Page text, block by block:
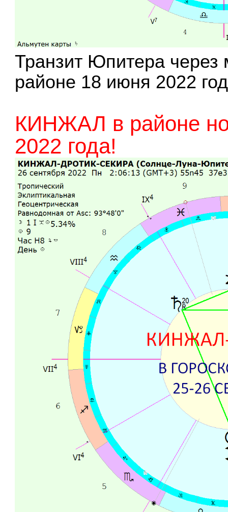
Транзит Юпитера через
районе 18 июня 2022
КИНЖАЛ в районе
2022 года!